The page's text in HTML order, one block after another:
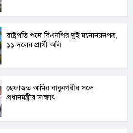
রাষ্ট্রপতি পদে বিএনপির দুই মনোনয়নপত্র,
১১ দলের প্রার্থী অলি
হেফাজত আমির বাবুনগরীর সঙ্গে
প্রধানমন্ত্রীর সাক্ষাৎ